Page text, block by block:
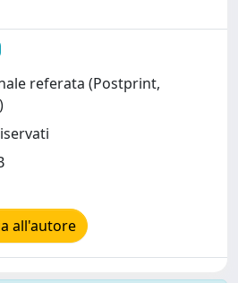
referata (Postprint,
all'autore